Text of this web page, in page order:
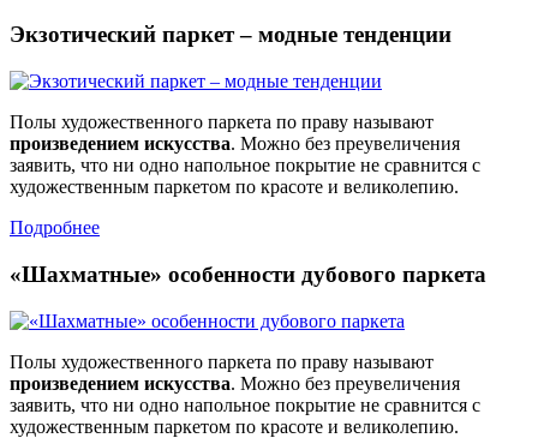
Экзотический паркет – модные тенденции
Полы художественного паркета по праву называют
произведением искусства. Можно без преувеличения
заявить, что ни одно напольное покрытие не сравнится с
художественным паркетом по красоте и великолепию.
Подробнее
«Шахматные» особенности дубового паркета
Полы художественного паркета по праву называют
произведением искусства. Можно без преувеличения
заявить, что ни одно напольное покрытие не сравнится с
художественным паркетом по красоте и великолепию.